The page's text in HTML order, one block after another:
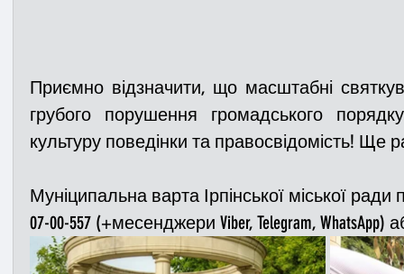
Приємно відзначити, що масштабні
грубого порушення громадського
культуру поведінки та правосвідомість! Ще
Муніципальна варта Ірпінської міської
07-00-557 (+месенджери Viber, Telegram, WhatsApp)